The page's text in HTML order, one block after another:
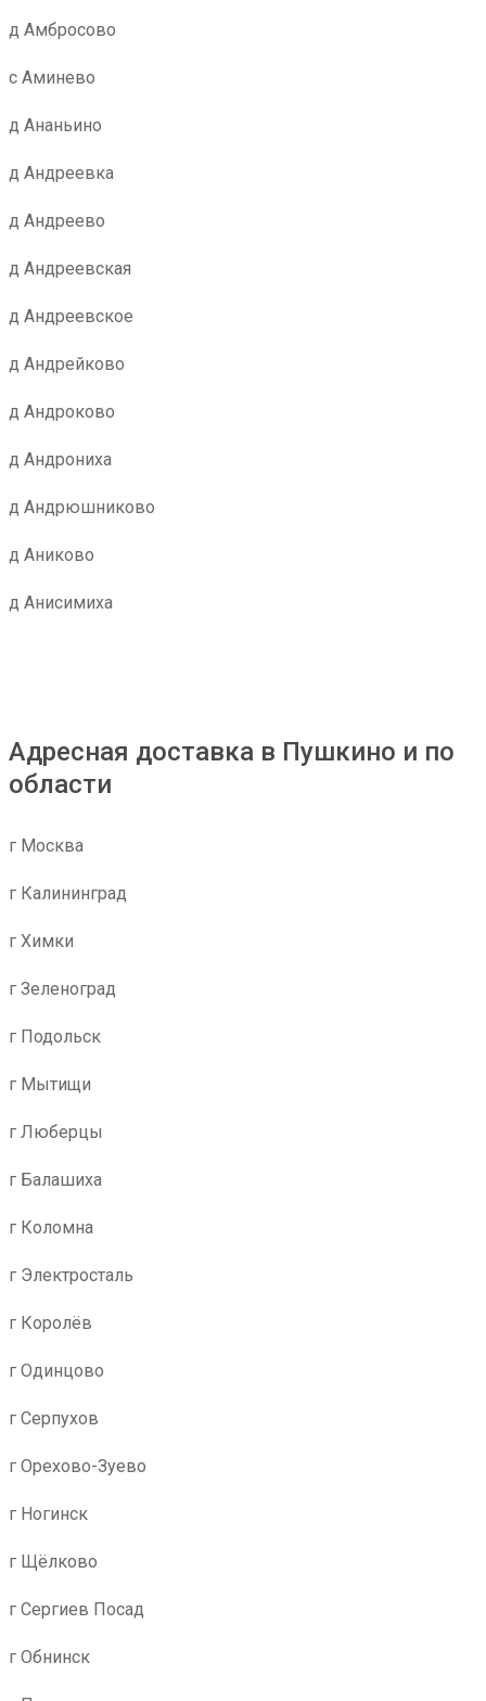
д Амбросово
с Аминево
д Ананьино
д Андреевка
д Андреево
д Андреевская
д Андреевское
д Андрейково
д Андроково
д Андрониха
д Андрюшниково
д Аниково
д Анисимиха
Адресная доставка в Пушкино и по
области
г Москва
г Калининград
г Химки
г Зеленоград
г Подольск
г Мытищи
г Люберцы
г Балашиха
г Коломна
г Электросталь
г Королёв
г Одинцово
г Серпухов
г Орехово-Зуево
г Ногинск
г Щёлково
г Сергиев Посад
г Обнинск